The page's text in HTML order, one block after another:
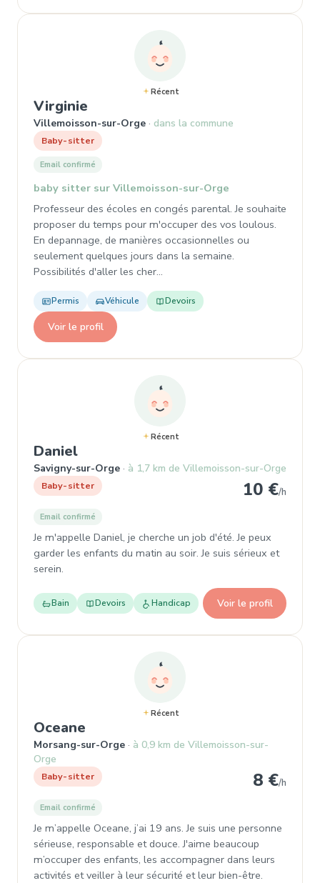
Récent
Virginie
Villemoisson-sur-Orge dans la commune
Baby-sitter
Email confirmé
baby sitter sur Villemoisson-sur-Orge
Professeur des écoles en congés parental. Je souhaite
proposer du temps pour m'occuper des vos loulous.
En depannage, de manières occasionnelles ou
seulement quelques jours dans la semaine.
Possibilités d'aller les cher…
Permis Véhicule Devoirs
Voir le profil
Récent
Daniel, Baby-sitter à Savigny-sur-Orge
Savigny-sur-Orge à 1,7 km de Villemoisson-sur-Orge
Baby-sitter 10 €/h
Email confirmé
Je m'appelle Daniel, je cherche un job d'été. Je peux
garder les enfants du matin au soir. Je suis sérieux et
serein.
Bain Devoirs Handicap Voir le profil
Récent
Oceane
Morsang-sur-Orge
à 0,9 km de Villemoisson-sur-
Orge
Baby-sitter 8 €/h
Email confirmé
Je m’appelle Oceane, j’ai 19 ans. Je suis une personne
sérieuse, responsable et douce. J'aime beaucoup
m’occuper des enfants, les accompagner dans leurs
activités et veiller à leur sécurité et leur bien-être.